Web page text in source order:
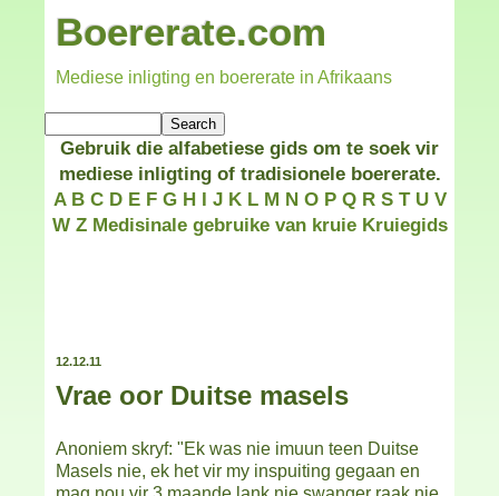
Boererate.com
Mediese inligting en boererate in Afrikaans
Gebruik die alfabetiese gids om te soek vir
mediese inligting of tradisionele boererate.
A B C D E F G H I J K L M N O P Q R S T U V
W Z Medisinale gebruike van kruie Kruiegids
12.12.11
Vrae oor Duitse masels
Anoniem skryf: "Ek was nie imuun teen Duitse
Masels nie, ek het vir my inspuiting gegaan en